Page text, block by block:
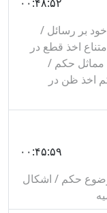
بررسى
بساطت مفهوم
حمل، كيفيت
ارتباط مبادى
مهم‌ترين فصول
طلب و اراده،
بر رسائل /
اخذ قطع در
مماثل حکم /
اخذ ظن در
۰۰:۴۵:۵۹
حکم / اشکال